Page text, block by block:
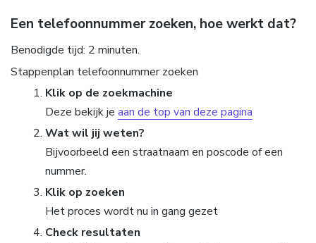
Een telefoonnummer zoeken, hoe werkt dat?
Benodigde tijd: 2 minuten.
Stappenplan telefoonnummer zoeken
Klik op de zoekmachine
Deze bekijk je aan de top van deze pagina
Wat wil jij weten?
Bijvoorbeeld een straatnaam en poscode of een
nummer.
Klik op zoeken
Het proces wordt nu in gang gezet
Check resultaten